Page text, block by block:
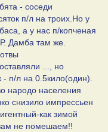
- соседи
п/л на троих.Но у
а у нас п/копченая
Дамба там же.
..., но
п/л на 0.5кило(один).
народо населения
снизило импрессьен
как зимой
не помешаем!!